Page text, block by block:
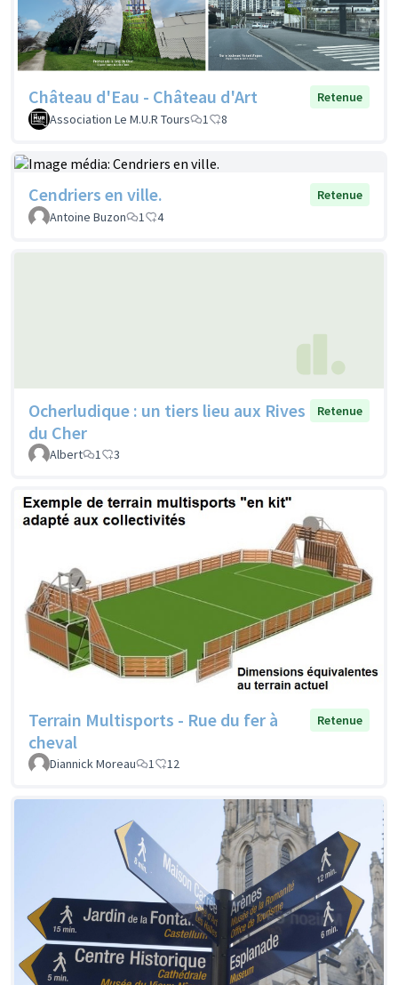
Château d'Eau - Château d'Art
Retenue
Association Le M.U.R Tours
1 8
Cendriers en ville.
Retenue
Antoine Buzon
1 4
Ocherludique : un tiers lieu aux Rives
du Cher
Retenue
Albert 1 3
Terrain Multisports - Rue du fer à
cheval
Retenue
Diannick Moreau 1 12